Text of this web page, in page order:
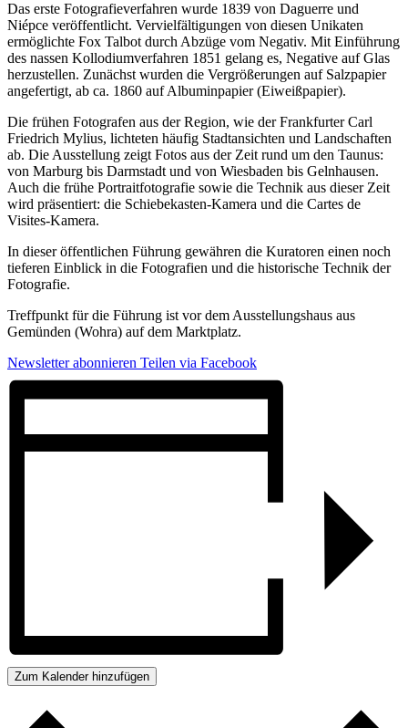
Das erste Fotografieverfahren wurde 1839 von Daguerre und
Niépce veröffentlicht. Vervielfältigungen von diesen Unikaten
ermöglichte Fox Talbot durch Abzüge vom Negativ. Mit Einführung
des nassen Kollodiumverfahren 1851 gelang es, Negative auf Glas
herzustellen. Zunächst wurden die Vergrößerungen auf Salzpapier
angefertigt, ab ca. 1860 auf Albuminpapier (Eiweißpapier).
Die frühen Fotografen aus der Region, wie der Frankfurter Carl
Friedrich Mylius, lichteten häufig Stadtansichten und Landschaften
ab. Die Ausstellung zeigt Fotos aus der Zeit rund um den Taunus:
von Marburg bis Darmstadt und von Wiesbaden bis Gelnhausen.
Auch die frühe Portraitfotografie sowie die Technik aus dieser Zeit
wird präsentiert: die Schiebekasten-Kamera und die Cartes de
Visites-Kamera.
In dieser öffentlichen Führung gewähren die Kuratoren einen noch
tieferen Einblick in die Fotografien und die historische Technik der
Fotografie.
Treffpunkt für die Führung ist vor dem Ausstellungshaus aus
Gemünden (Wohra) auf dem Marktplatz.
Newsletter abonnieren Teilen via Facebook
Zum Kalender hinzufügen